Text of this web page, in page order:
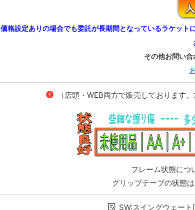
価格設定ありの場合でも委託が長期間となっているラケット
その他お問い合
（店頭・WEB両方で販売しております
フレーム状態につ
グリップテープの状態
SW:スイングウェー